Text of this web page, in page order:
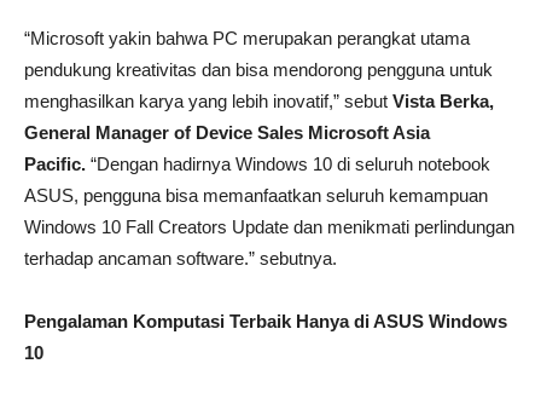
“Microsoft yakin bahwa PC merupakan perangkat utama
pendukung kreativitas dan bisa mendorong pengguna untuk
menghasilkan karya yang lebih inovatif,” sebut Vista Berka,
General Manager of Device Sales Microsoft Asia
Pacific. “Dengan hadirnya Windows 10 di seluruh notebook
ASUS, pengguna bisa memanfaatkan seluruh kemampuan
Windows 10 Fall Creators Update dan menikmati perlindungan
terhadap ancaman software.” sebutnya.
Pengalaman Komputasi Terbaik Hanya di ASUS Windows
10